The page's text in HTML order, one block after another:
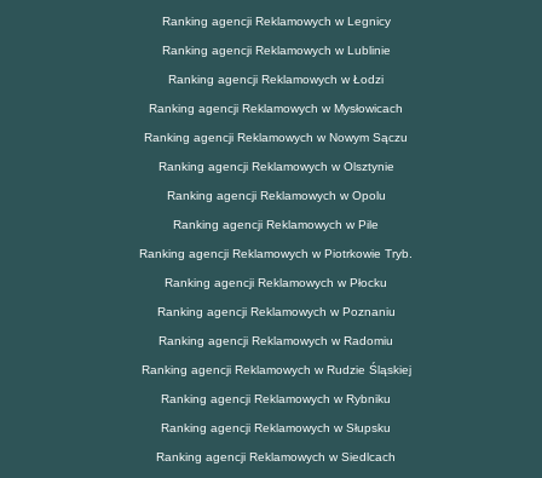
Ranking agencji Reklamowych w Legnicy
Ranking agencji Reklamowych w Lublinie
Ranking agencji Reklamowych w Łodzi
Ranking agencji Reklamowych w Mysłowicach
Ranking agencji Reklamowych w Nowym Sączu
Ranking agencji Reklamowych w Olsztynie
Ranking agencji Reklamowych w Opolu
Ranking agencji Reklamowych w Pile
Ranking agencji Reklamowych w Piotrkowie Tryb.
Ranking agencji Reklamowych w Płocku
Ranking agencji Reklamowych w Poznaniu
Ranking agencji Reklamowych w Radomiu
Ranking agencji Reklamowych w Rudzie Śląskiej
Ranking agencji Reklamowych w Rybniku
Ranking agencji Reklamowych w Słupsku
Ranking agencji Reklamowych w Siedlcach